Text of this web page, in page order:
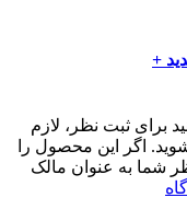
+
برای ثبت نظر، لازم
اگر این محصول را
شما به عنوان مالک